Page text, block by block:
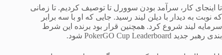
تا اینجای کار، سرآمد بودن سوورل تا توصیف کردیم. تا زمانی
که نوبت به دیدار با دیلن لیند رسید. جایی که او با سه برابر
سرمایه لیند شروع کرد. همچنین قرار بود برنده این شرط
بندی رهبر جدید PokerGO Cup Leaderboard شود.